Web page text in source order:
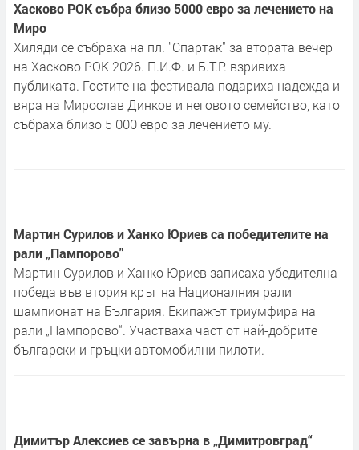
Хасково РОК събра близо 5000 евро за лечението на
Миро
Хиляди се събраха на пл. "Спартак" за втората вечер
на Хасково РОК 2026. П.И.Ф. и Б.Т.Р. взривиха
публиката. Гостите на фестивала подариха надежда и
вяра на Мирослав Динков и неговото семейство, като
събраха близо 5 000 евро за лечението му.
Мартин Сурилов и Ханко Юриев са победителите на
рали „Пампорово"
Мартин Сурилов и Ханко Юриев записаха убедителна
победа във втория кръг на Националния рали
шампионат на България. Екипажът триумфира на
рали „Пампорово“. Участваха част от най-добрите
български и гръцки автомобилни пилоти.
Димитър Алексиев се завърна в „Димитровград“